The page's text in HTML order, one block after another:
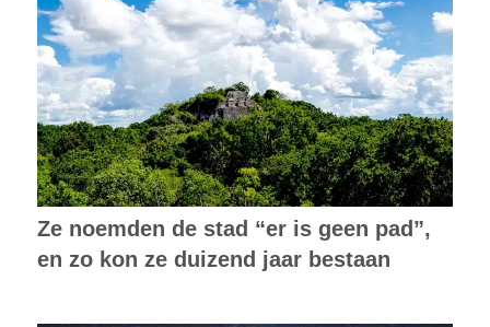
Ze noemden de stad “er is geen pad”,
en zo kon ze duizend jaar bestaan